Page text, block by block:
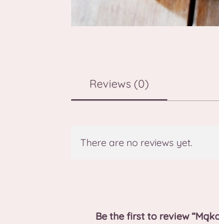
Reviews (0)
There are no reviews yet.
Be the first to review